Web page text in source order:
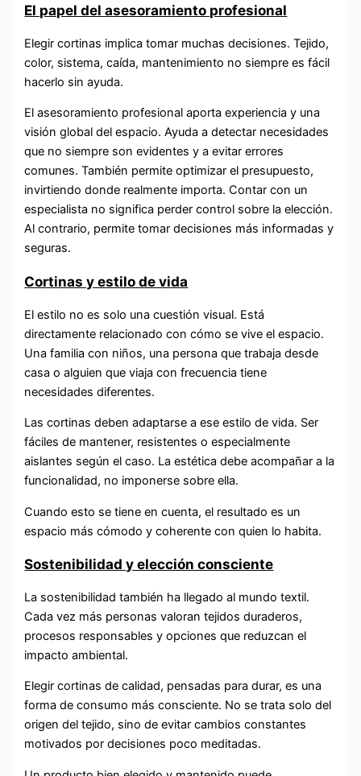
El papel del asesoramiento profesional
Elegir cortinas implica tomar muchas decisiones. Tejido,
color, sistema, caída, mantenimiento no siempre es fácil
hacerlo sin ayuda.
El asesoramiento profesional aporta experiencia y una
visión global del espacio. Ayuda a detectar necesidades
que no siempre son evidentes y a evitar errores
comunes. También permite optimizar el presupuesto,
invirtiendo donde realmente importa. Contar con un
especialista no significa perder control sobre la elección.
Al contrario, permite tomar decisiones más informadas y
seguras.
Cortinas y estilo de vida
El estilo no es solo una cuestión visual. Está
directamente relacionado con cómo se vive el espacio.
Una familia con niños, una persona que trabaja desde
casa o alguien que viaja con frecuencia tiene
necesidades diferentes.
Las cortinas deben adaptarse a ese estilo de vida. Ser
fáciles de mantener, resistentes o especialmente
aislantes según el caso. La estética debe acompañar a la
funcionalidad, no imponerse sobre ella.
Cuando esto se tiene en cuenta, el resultado es un
espacio más cómodo y coherente con quien lo habita.
Sostenibilidad y elección consciente
La sostenibilidad también ha llegado al mundo textil.
Cada vez más personas valoran tejidos duraderos,
procesos responsables y opciones que reduzcan el
impacto ambiental.
Elegir cortinas de calidad, pensadas para durar, es una
forma de consumo más consciente. No se trata solo del
origen del tejido, sino de evitar cambios constantes
motivados por decisiones poco meditadas.